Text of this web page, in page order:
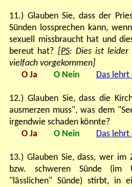
11.) Glauben Sie, dass der
Sünden lossprechen kann,
sexuell missbraucht hat und
bereut hat? [PS: Dies ist leider
vielfach vorgekommen]
O Ja
O Nein Das lehrt
12.) Glauben Sie, dass die
ausmerzen muss", was dem
irgendwie schaden könnte?
O Ja
O Nein Das lehrt
13.) Glauben Sie, dass, wer im
bzw. schweren Sünde (im
"lässlichen" Sünde) stirbt, in